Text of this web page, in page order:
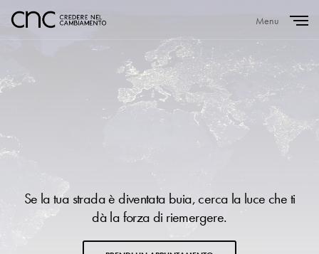
Menu
Se la tua strada è diventata buia, cerca la luce che ti
dà la forza di riemergere.